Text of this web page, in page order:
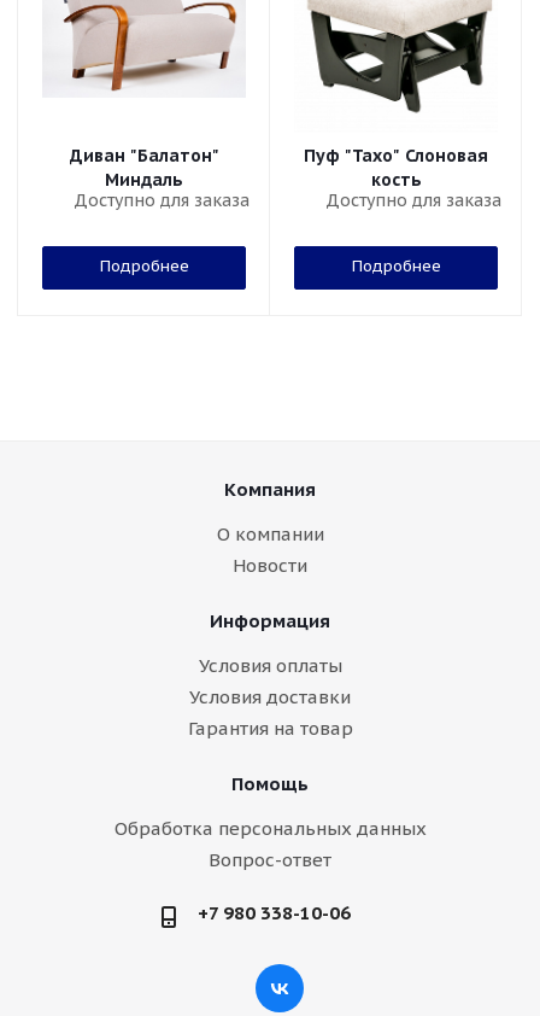
Диван "Балатон"
Миндаль
Доступно для заказа
Подробнее
Пуф "Тахо" Слоновая
кость
Доступно для заказа
Подробнее
Компания
О компании
Новости
Информация
Условия оплаты
Условия доставки
Гарантия на товар
Помощь
Обработка персональных данных
Вопрос-ответ
+7 980 338-10-06